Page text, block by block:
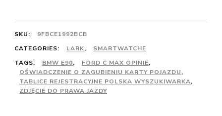
SKU:
9FBCE1992BCB
CATEGORIES:
LARK,
SMARTWATCHE
TAGS:
BMW E90, FORD C MAX OPINIE,
OŚWIADCZENIE O ZAGUBIENIU KARTY POJAZDU,
TABLICE REJESTRACYJNE POLSKA WYSZUKIWARKA,
ZDJĘCIE DO PRAWA JAZDY